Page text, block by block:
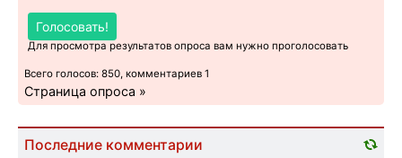
Голосовать!
Для просмотра результатов опроса вам нужно проголосовать
Всего голосов: 850, комментариев 1
Страница опроса »
Последние комментарии